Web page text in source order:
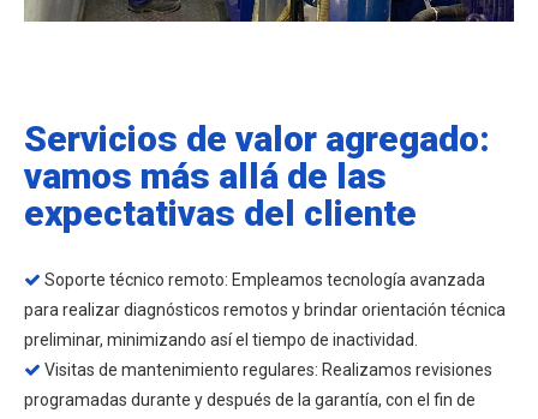
Servicios de valor agregado:
vamos más allá de las
expectativas del cliente
 Soporte técnico remoto: Empleamos tecnología avanzada
para realizar diagnósticos remotos y brindar orientación técnica
preliminar, minimizando así el tiempo de inactividad.
 Visitas de mantenimiento regulares: Realizamos revisiones
programadas durante y después de la garantía, con el fin de